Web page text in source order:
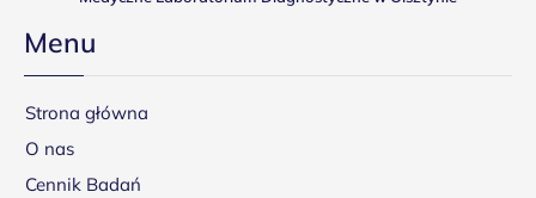
Menu
Strona główna
O nas
Cennik Badań